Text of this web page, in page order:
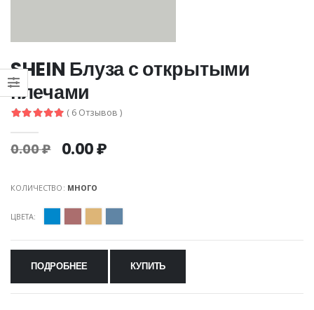
SHEIN Блуза с открытыми
плечами
( 6 Отзывов )
0.00 ₽ 0.00 ₽
КОЛИЧЕСТВО: МНОГО
ЦВЕТА:
ПОДРОБНЕЕ КУПИТЬ